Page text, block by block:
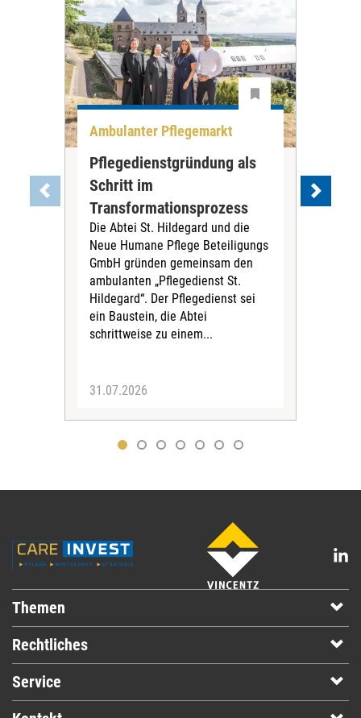
Ambulanter Pflegemarkt
Pflegedienstgründung als
Schritt im
Transformationsprozess
Die Abtei St. Hildegard und die
Neue Humane Pflege Beteiligungs
GmbH gründen gemeinsam den
ambulanten „Pflegedienst St.
Hildegard“. Der Pflegedienst sei
ein Baustein, die Abtei
schrittweise zu einem...
31.07.2026
Themen
Rechtliches
Service